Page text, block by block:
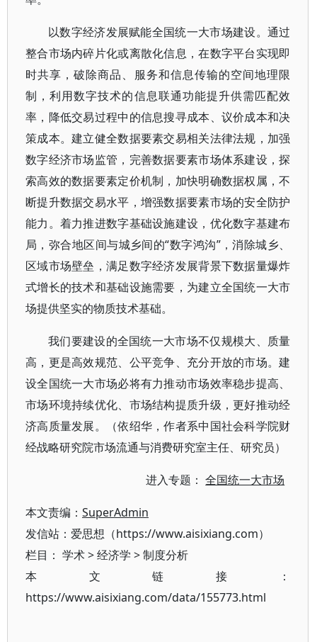
以数字经济发展赋能全国统一大市场建设。通过
整合市场内碎片化或离散化信息，在数字平台实现即
时共享，破除商品、服务和信息传输的空间地理限
制，利用数字技术的信息联通功能提升供需匹配效
率，降低交易过程中的信息搜寻成本、议价成本和决
策成本。建立健全数据要素交易相关法律法规，加强
数字经济市场监管，完善数据要素市场体系建设，探
索高效的数据要素定价机制，加快明确数据权属，不
断提升数据交易水平，增强数据要素市场的安全防护
能力。着力推进数字基础设施建设，优化数字基建布
局，弥合地区间与城乡间的“数字鸿沟”，消除城乡、
区域市场壁垒，满足数字经济发展背景下数据量爆炸
式增长的技术和基础设施需要，为建立全国统一大市
场提供坚实的物质技术基础。
我们要建设的全国统一大市场不仅规模大、质量
高，更是高效规范、公平竞争、充分开放的市场。建
设全国统一大市场必将有力推动市场效率稳步提高、
市场环境持续优化、市场结构提质升级，更好推动经
济高质量发展。（依绍华，作者系中国社会科学院财
经战略研究院市场流通与消费研究室主任、研究员）
进入专题：全国统一大市场
本文责编： SuperAdmin
发信站：爱思想（https://www.aisixiang.com）
栏目： 学术>经济学 >制度分析
本文链接：
https://www.aisixiang.com/data/155773.html